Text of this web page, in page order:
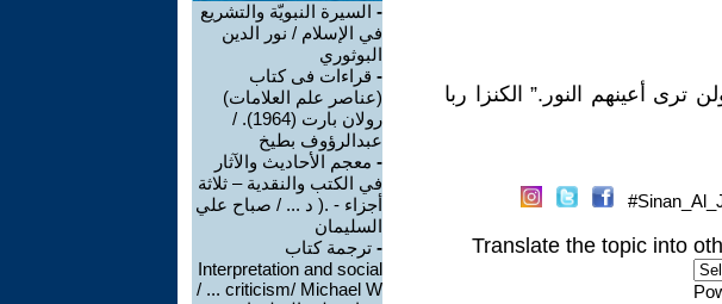
أعينهم النور.” الكنزا ربا
Translate the topic into
- السيرة النبويّة والتشريع
في الإسلام / نور الدين
البوثوري
- قراءات فى كتاب
(عناصر علم العلامات)
رولان بارت (1964). /
عبدالرؤوف بطيخ
- معجم الأحاديث والآثار
في الكتب والنقدية – ثلاثة
أجزاء - .( د ... / صباح علي
السليمان
- ترجمة كتاب
Interpretation and social
criticism/ Michael W ... /